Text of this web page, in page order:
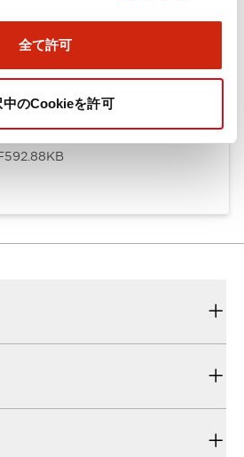
全て許可
中のCookieを許可
1.20MB
592.88KB